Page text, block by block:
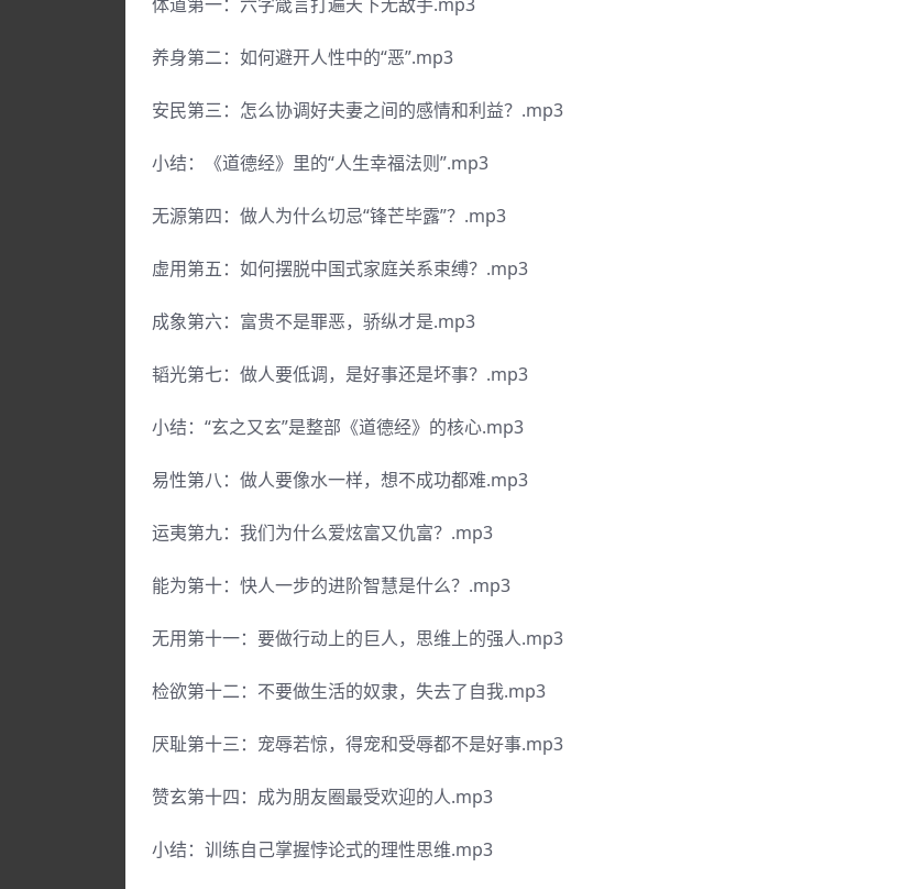
养身第二：如何避开人性中的“恶”.mp3
安民第三：怎么协调好夫妻之间的感情和利益？.mp3
小结：《道德经》里的“人生幸福法则”.mp3
无源第四：做人为什么切忌“锋芒毕露”？.mp3
虚用第五：如何摆脱中国式家庭关系束缚？.mp3
成象第六：富贵不是罪恶，骄纵才是.mp3
韬光第七：做人要低调，是好事还是坏事？.mp3
小结：“玄之又玄”是整部《道德经》的核心.mp3
易性第八：做人要像水一样，想不成功都难.mp3
运夷第九：我们为什么爱炫富又仇富？.mp3
能为第十：快人一步的进阶智慧是什么？.mp3
无用第十一：要做行动上的巨人，思维上的强人.mp3
检欲第十二：不要做生活的奴隶，失去了自我.mp3
厌耻第十三：宠辱若惊，得宠和受辱都不是好事.mp3
赞玄第十四：成为朋友圈最受欢迎的人.mp3
小结：训练自己掌握悖论式的理性思维.mp3